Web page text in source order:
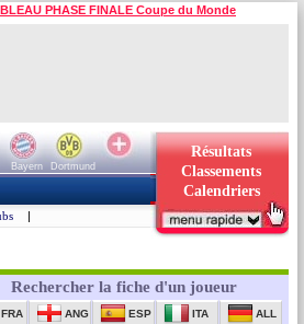
PHASE FINALE Coupe du Monde
Bayern
Dortmund
Résultats
Classements
Calendriers
|